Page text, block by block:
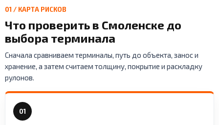
01 / КАРТА РИСКОВ
Что проверить в Смоленске до
выбора терминала
Сначала сравниваем терминалы, путь до объекта, занос и
хранение, а затем считаем толщину, покрытие и раскладку
рулонов.
01